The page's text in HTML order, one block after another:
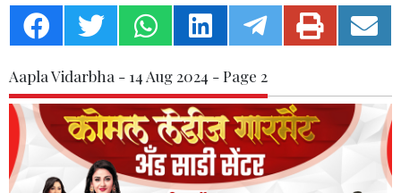
Aapla Vidarbha - 14 Aug 2024 - Page 2